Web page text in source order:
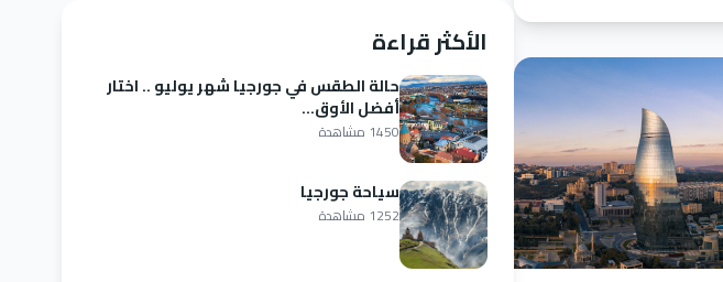
الأكثر قراءة
حالة الطقس في جورجيا شهر يوليو .. اختار
أفضل الأوق...
1450 مشاهدة
سياحة جورجيا
1252 مشاهدة